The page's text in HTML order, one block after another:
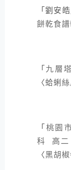
「劉安皓
餅乾食
「 九層
〈蛤蜊
「 桃園
科 高二
〈黑胡